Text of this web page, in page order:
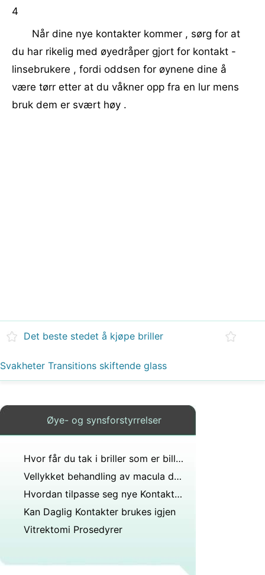
4
Når dine nye kontakter kommer , sørg for at
du har rikelig med øyedråper gjort for kontakt -
linsebrukere , fordi oddsen for øynene dine å
være tørr etter at du våkner opp fra en lur mens
bruk dem er svært høy .
Det beste stedet å kjøpe briller
Svakheter Transitions skiftende glass
Øye- og synsforstyrrelser
Hvor får du tak i briller som er billige i belle glade?
Vellykket behandling av macula degenerasjon med kreft narkotika
Hvordan tilpasse seg nye Kontaktlinser
Kan Daglig Kontakter brukes igjen
Vitrektomi Prosedyrer